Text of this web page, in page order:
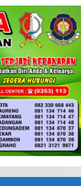
‎Drainase
330 Meter
Dibangun
Demi
Cegah
Banjir,
Kolaborasi
Satgas
TMMD
Bojonegor
o dan
Kesongo